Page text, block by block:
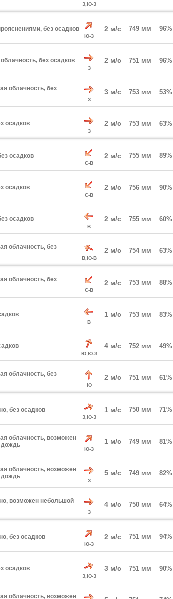
З,Ю-З
без осадков
Ю-З
2 м/с 749 мм 96%
без осадков
З
2 м/с 751 мм 96%
облачность, без
З
3 м/с 753 мм 53%
осадков
З
2 м/с 753 мм 63%
осадков
С-В
2 м/с 755 мм 89%
осадков
С-В
2 м/с 756 мм 90%
осадков
В
2 м/с 755 мм 60%
облачность, без
В,Ю-В
2 м/с 754 мм 63%
облачность, без
С-В
2 м/с 753 мм 88%
В
1 м/с 753 мм 83%
Ю,Ю-З
4 м/с 752 мм 49%
облачность, без
Ю
2 м/с 751 мм 61%
без осадков
З,Ю-З
1 м/с 750 мм 71%
облачность, возможен
дождь
Ю-З
1 м/с 749 мм 81%
облачность, возможен
дождь
З
5 м/с 749 мм 82%
возможен небольшой
З
4 м/с 750 мм 64%
без осадков
Ю-З
2 м/с 751 мм 94%
осадков
З,Ю-З
3 м/с 751 мм 90%
облачность, возможен